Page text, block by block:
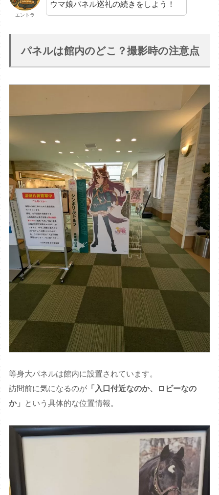
エントラ
ウマ娘パネル巡礼の続きをしよう！
パネルは館内のどこ？撮影時の注意点
等身大パネルは館内に設置されています。
訪問前に気になるのが 「入口付近なのか、ロビーなの
か」
という具体的な位置情報。